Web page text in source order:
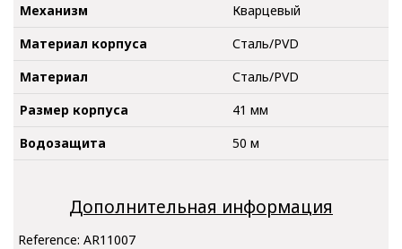
Механизм
Кварцевый
Материал корпуса
Сталь/PVD
Материал
Сталь/PVD
Размер корпуса
41 мм
Водозащита
50 м
Дополнительная информация
Reference: AR11007